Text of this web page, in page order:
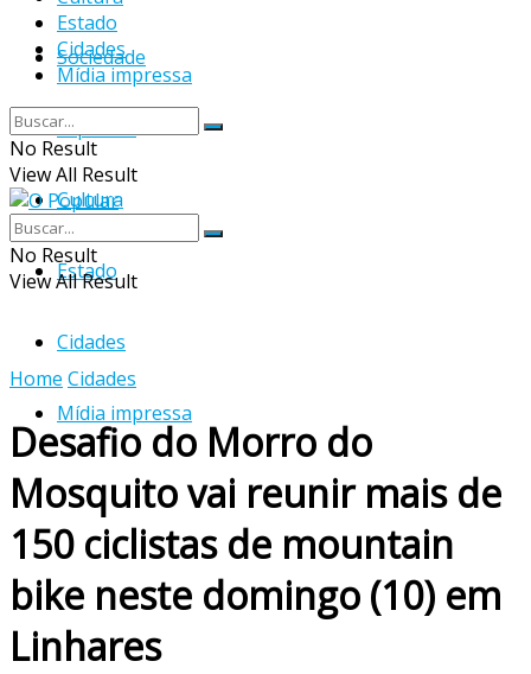
Sociedade
Esportes
Cultura
Estado
Cidades
Mídia impressa
Estado
Cidades
Mídia impressa
No Result
View All Result
No Result
View All Result
Home Cidades
Desafio do Morro do
Mosquito vai reunir mais de
150 ciclistas de mountain
bike neste domingo (10) em
Linhares